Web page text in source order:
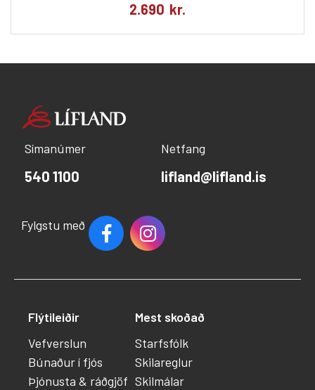
2.690 kr.
Símanúmer
540 1100
Netfang
lifland@lifland.is
Fylgstu með
Flýtileiðir
Vefverslun
Búnaður í fjós
Þjónusta & ráðgjöf
Mest skoðað
Starfsfólk
Skilareglur
Skilmálar